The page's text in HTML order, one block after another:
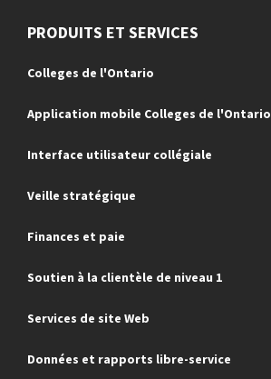
PRODUITS ET SERVICES
Colleges de l'Ontario
Application mobile Colleges de l'Ontario
Interface utilisateur collégiale
Veille stratégique
Finances et paie
Soutien à la clientèle de niveau 1
Services de site Web
Données et rapports libre-service